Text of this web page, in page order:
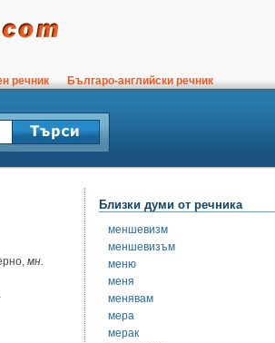
речник Българо-английски речник
мн.
Близки думи от речника
меншевизм
меншевизъм
меню
меня
менявам
мера
мерак